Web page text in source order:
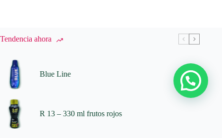
Tendencia ahora
Blue Line
R 13 – 330 ml frutos rojos